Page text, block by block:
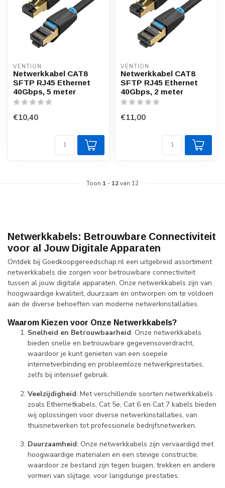
VENTION
Netwerkkabel CAT8
SFTP RJ45 Ethernet
40Gbps, 5 meter
€10,40
VENTION
Netwerkkabel CAT8
SFTP RJ45 Ethernet
40Gbps, 2 meter
€11,00
Toon 1 - 12van 12
Netwerkkabels: Betrouwbare Connectiviteit
voor al Jouw Digitale Apparaten
Ontdek bij Goedkoopgereedschap.nl een uitgebreid assortiment
netwerkkabels die zorgen voor betrouwbare connectiviteit
tussen al jouw digitale apparaten. Onze netwerkkabels zijn van
hoogwaardige kwaliteit, duurzaam en ontworpen om te voldoen
aan de diverse behoeften van moderne netwerkinstallaties.
Waarom Kiezen voor Onze Netwerkkabels?
Snelheid en Betrouwbaarheid: Onze netwerkkabels
bieden snelle en betrouwbare gegevensoverdracht,
waardoor je kunt genieten van een soepele
internetverbinding en probleemloze netwerkprestaties,
zelfs bij intensief gebruik.
Veelzijdigheid: Met verschillende soorten netwerkkabels
zoals Ethernetkabels, Cat 5e, Cat 6 en Cat 7 kabels bieden
wij oplossingen voor diverse netwerkinstallaties, van
thuisnetwerken tot professionele bedrijfsnetwerken.
Duurzaamheid: Onze netwerkkabels zijn vervaardigd met
hoogwaardige materialen en een stevige constructie,
waardoor ze bestand zijn tegen buigen, trekken en andere
vormen van slijtage, voor langdurige prestaties.